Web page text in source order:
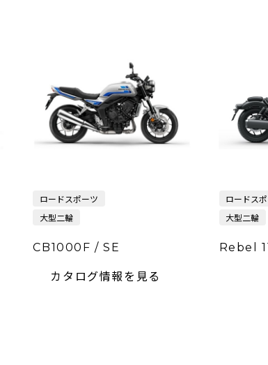
ロードスポーツ
大型二輪
CB1000F / SE
カタログ情報を見る
ロードス
大型二輪
Rebel